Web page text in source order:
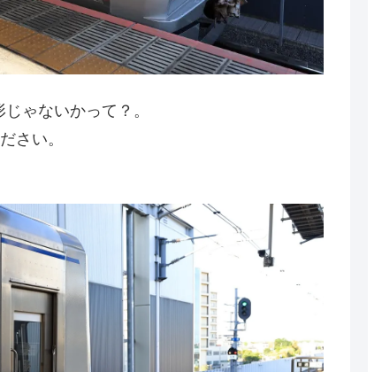
ゃないかって？。
さい。